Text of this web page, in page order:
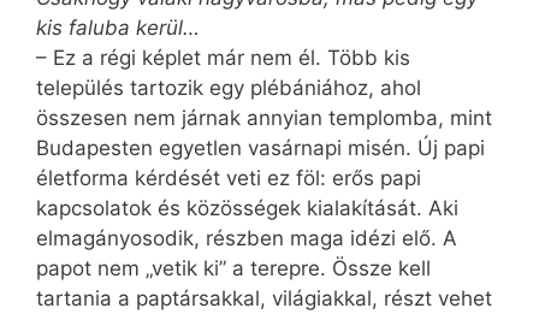
kis faluba kerül…
– Ez a régi képlet már nem él. Több kis
település tartozik egy plébániához, ahol
összesen nem járnak annyian templomba, mint
Budapesten egyetlen vasárnapi misén. Új papi
életforma kérdését veti ez föl: erős papi
kapcsolatok és közösségek kialakítását. Aki
elmagányosodik, részben maga idézi elő. A
papot nem „vetik ki” a terepre. Össze kell
tartania a paptársakkal, világiakkal, részt vehet